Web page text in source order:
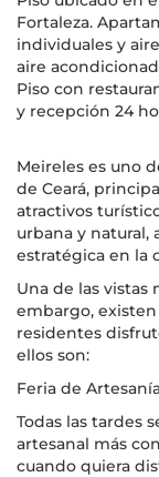
Fortaleza.
individuales y
aire
Piso con
y recepción 24
Meireles es uno
de Ceará,
atractivos
urbana y natural,
estratégica en la
Una de las vistas
embargo,
residentes
ellos son:
Feria de
Todas las tardes
artesanal más
cuando quiera